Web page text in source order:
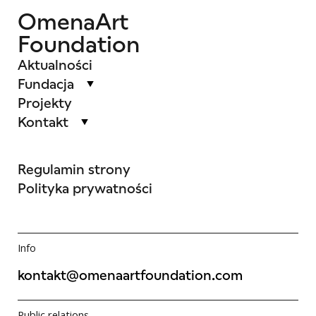
OmenaArt
Foundation
Aktualności
Fundacja
Projekty
Kontakt
Regulamin strony
Polityka prywatności
Info
kontakt@omenaartfoundation.com